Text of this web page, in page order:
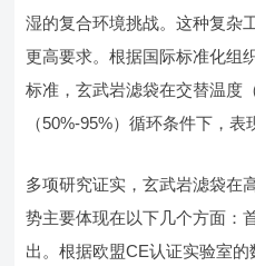
湿的复合环境挑战。这种复杂
更高要求。根据国际标准化组
标准，玄武岩滤袋在交替温度
（50%-95%）循环条件下，表
多项研究证实，玄武岩滤袋在
势主要体现在以下几个方面：
出。根据欧盟CE认证实验室